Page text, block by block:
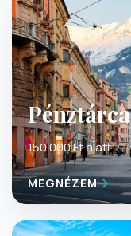
150.000 Ft alatt
MEGNÉZEM